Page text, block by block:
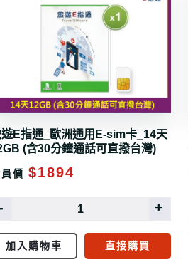
E指通_歐洲通用E-sim卡_14天
(含30分鐘通話可直撥台灣)
價 $1894
+
加入購物車 直接購買